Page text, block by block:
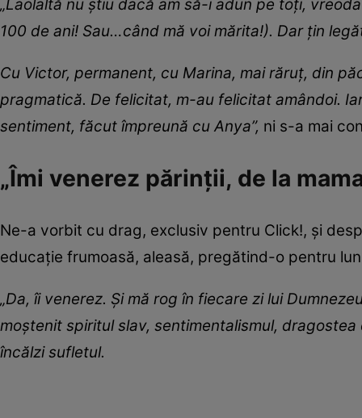
„Laolaltă nu știu dacă am să-i adun pe toți,
100 de ani! Sau…când mă voi mărita!). Dar țin
Cu Victor, permanent, cu Marina, mai răruț, din
pragmatică. De felicitat, m-au felicitat amândoi.
sentiment, făcut împreună cu Anya”, ni s-a mai
„Îmi venerez părinții, de la
Ne-a vorbit cu drag, exclusiv pentru Click!, și
educație frumoasă, aleasă, pregătind-o pentru
„Da, îi venerez. Și mă rog în fiecare zi lui
moștenit spiritul slav, sentimentalismul,
încălzi sufletul.